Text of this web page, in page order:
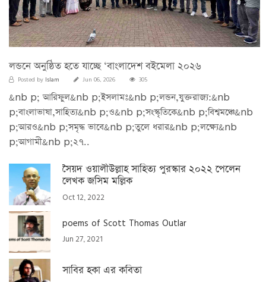
লন্ডনে অনুষ্ঠিত হতে যাচ্ছে ‘বাংলাদেশ বইমেলা ২০২৬
Posted by Islam Jun 06, 2026 305
&nb p; আরিফুল&nb p;ইসলামঃ&nb p;লন্ডন,যুক্তরাজ্য:&nb
p;বাংলাভাষা,সাহিত্য&nb p;ও&nb p;সংস্কৃতিকে&nb p;বিশ্বমঞ্চে&nb
p;আরও&nb p;সমৃদ্ধ ভাবে&nb p;তুলে ধরার&nb p;লক্ষ্যে&nb
p;আগামী&nb p;২৭..
সৈয়দ ওয়ালীউল্লাহ সাহিত্য পুরস্কার ২০২২ পেলেন
লেখক জসিম মল্লিক
Oct 12, 2022
poems of Scott Thomas Outlar
Jun 27, 2021
সাবির হকা এর কবিতা